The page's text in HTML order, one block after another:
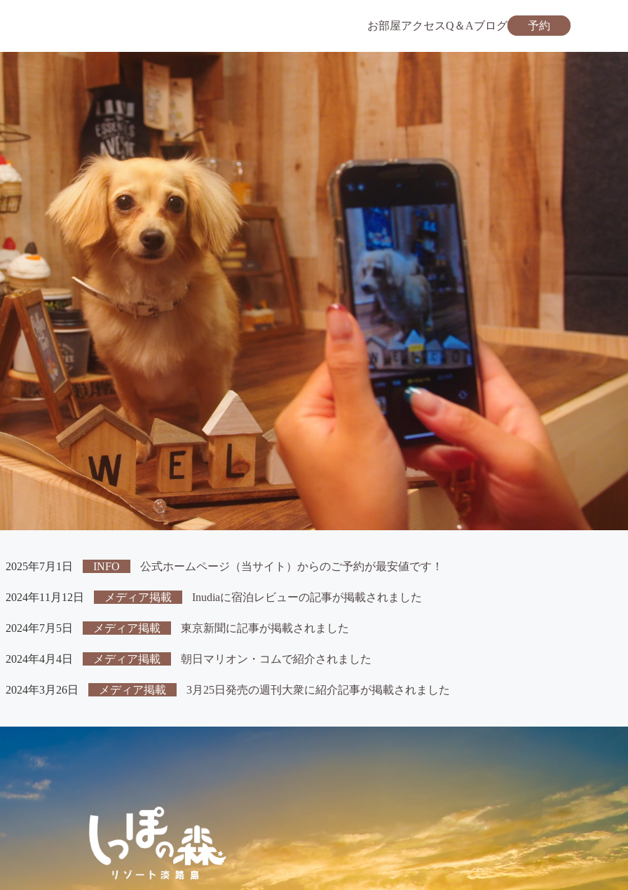
お部屋アクセスQ＆Aブログ 予約
2025年7月1日 INFO 公式ホームページ（当サイト）からのご予約が最安値です！
2024年11月12日 メディア掲載 Inudiaに宿泊レビューの記事が掲載されました
2024年7月5日 メディア掲載 東京新聞に記事が掲載されました
2024年4月4日 メディア掲載 朝日マリオン・コムで紹介されました
2024年3月26日 メディア掲載 3月25日発売の週刊大衆に紹介記事が掲載されました